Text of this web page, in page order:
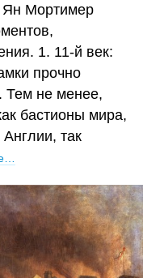
Ян Мортимер
1. 11-й век:
прочно
Тем не менее,
бастионы мира,
так